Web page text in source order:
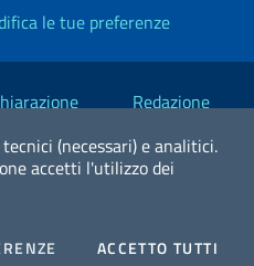
(necessari) e analitici.
accetti l'utilizzo dei
COOKIESACCETTO TUTTI
le tue preferenze
Redazione